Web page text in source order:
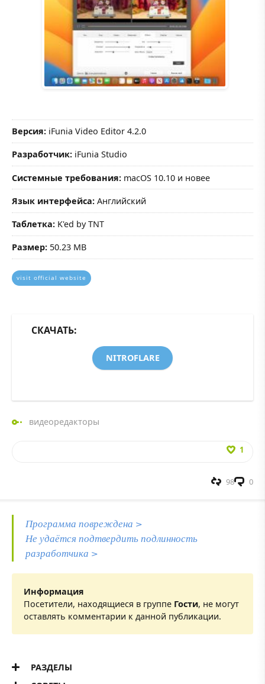
Версия: iFunia Video Editor 4.2.0
Разработчик: iFunia Studio
Системные требования: macOS 10.10 и новее
Язык интерфейса: Английский
Таблетка: K'ed by TNT
Размер: 50.23 MB
visit official website
СКАЧАТЬ:
NITROFLARE
видеоредакторы
1
0
98
Программа повреждена >
Не удаётся подтвердить подлинность
разработчика >
Информация
Посетители, находящиеся в группе Гости, не могут
оставлять комментарии к данной публикации.
РАЗДЕЛЫ